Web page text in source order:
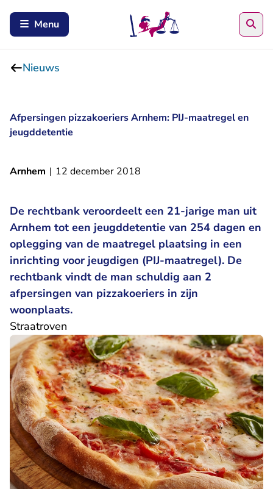
Menu
Nieuws
Afpersingen pizzakoeriers Arnhem: PIJ-maatregel en
jeugddetentie
Arnhem | 12 december 2018
De rechtbank veroordeelt een 21-jarige man uit
Arnhem tot een jeugddetentie van 254 dagen en
oplegging van de maatregel plaatsing in een
inrichting voor jeugdigen (PIJ-maatregel). De
rechtbank vindt de man schuldig aan 2
afpersingen van pizzakoeriers in zijn
woonplaats.
Straatroven